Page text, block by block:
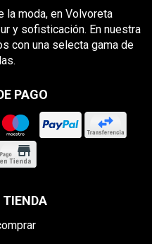
la moda, en Volvoreta
y sofisticación. En nuestra
con una selecta gama de
PAGO